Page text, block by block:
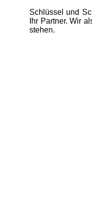
Schlüssel und
Ihr Partner. Wir
stehen.